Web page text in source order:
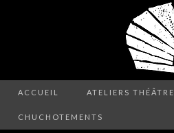
ACCUEIL ATELIERS THÉÂTRE
CHUCHOTEMENTS